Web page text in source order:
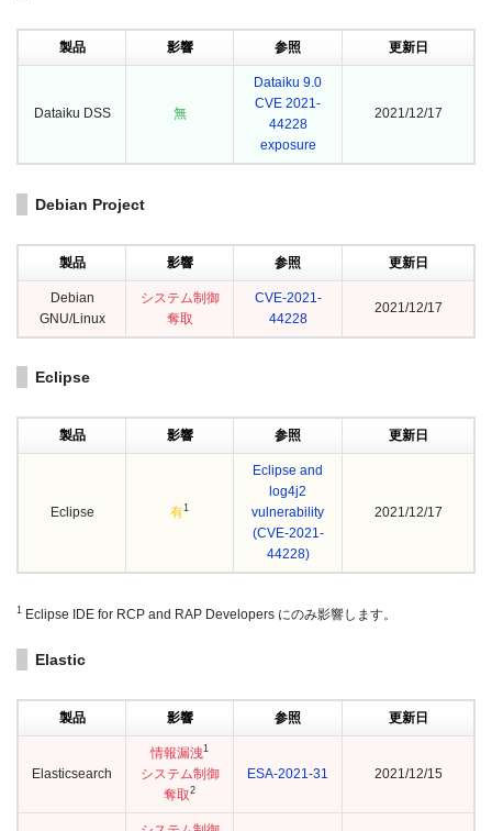
製品 影響 参照 更新日
Dataiku DSS 無
Dataiku 9.0
CVE 2021-
44228
exposure
2021/12/17
Debian Project
製品 影響 参照 更新日
Debian
GNU/Linux
システム制御
奪取
CVE-2021-
44228
2021/12/17
Eclipse
製品 影響 参照 更新日
Eclipse 有1
Eclipse and
log4j2
vulnerability
(CVE-2021-
44228)
2021/12/17
1 Eclipse IDE for RCP and RAP Developers にのみ影響します。
Elastic
製品 影響 参照 更新日
Elasticsearch
情報漏洩1
システム制御
奪取2
ESA-2021-31 2021/12/15